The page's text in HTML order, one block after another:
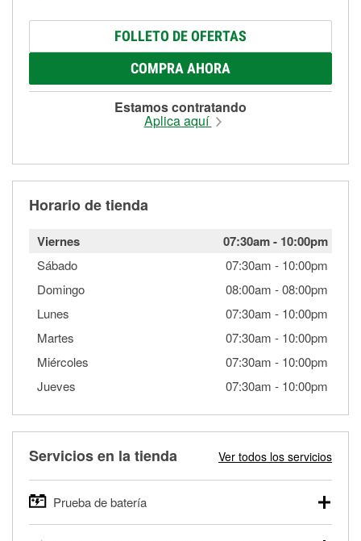
FOLLETO DE OFERTAS
COMPRA AHORA
Estamos contratando
Aplica aquí
Horario de tienda
Viernes 07:30am- 10:00pm
Sábado 07:30am - 10:00pm
Domingo
08:00am -08:00pm
Lunes
07:30am - 10:00pm
Martes
07:30am - 10:00pm
Miércoles
07:30am - 10:00pm
Jueves
07:30am - 10:00pm
Servicios en la tienda Ver todos los servicios
Prueba de batería